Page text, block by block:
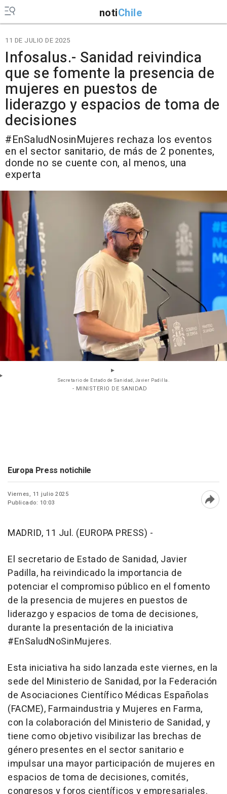
notiChile
11 DE JULIO DE 2025
Infosalus.- Sanidad reivindica
que se fomente la presencia de
mujeres en puestos de
liderazgo y espacios de toma de
decisiones
#EnSaludNosinMujeres rechaza los eventos
en el sector sanitario, de más de 2 ponentes,
donde no se cuente con, al menos, una
experta
Secretario de Estado de Sanidad, Javier Padilla.
- MINISTERIO DE SANIDAD
Europa Press notichile
Viernes, 11 julio 2025
Publicado: 10:03
MADRID, 11 Jul. (EUROPA PRESS) -
El secretario de Estado de Sanidad, Javier
Padilla, ha reivindicado la importancia de
potenciar el compromiso público en el fomento
de la presencia de mujeres en puestos de
liderazgo y espacios de toma de decisiones,
durante la presentación de la iniciativa
#EnSaludNoSinMujeres.
Esta iniciativa ha sido lanzada este viernes, en la
sede del Ministerio de Sanidad, por la Federación
de Asociaciones Científico Médicas Españolas
(FACME), Farmaindustria y Mujeres en Farma,
con la colaboración del Ministerio de Sanidad, y
tiene como objetivo visibilizar las brechas de
género presentes en el sector sanitario e
impulsar una mayor participación de mujeres en
espacios de toma de decisiones, comités,
congresos y foros científicos y empresariales.